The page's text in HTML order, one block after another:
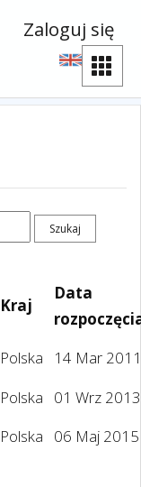
Zaloguj się
Kraj
Data
Polska
14 Mar 2011
Polska
01 Wrz 2013
Polska 06 Maj 2015